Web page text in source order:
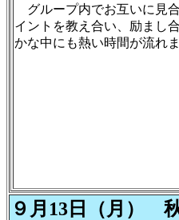
グループ内でお互いに見
イントを教え合い、励まし
かな中にも熱い時間が流れま
９月13日（月）